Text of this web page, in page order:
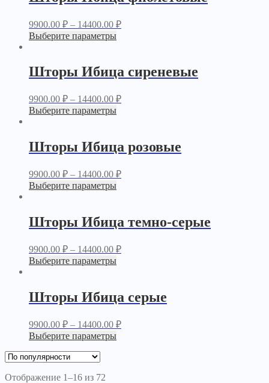
9900.00 ₽ – 14400.00 ₽
Выберите параметры
Шторы Ибица сиреневые
9900.00 ₽ – 14400.00 ₽
Выберите параметры
Шторы Ибица розовые
9900.00 ₽ – 14400.00 ₽
Выберите параметры
Шторы Ибица темно-серые
9900.00 ₽ – 14400.00 ₽
Выберите параметры
Шторы Ибица серые
9900.00 ₽ – 14400.00 ₽
Выберите параметры
Отображение 1–16 из 72